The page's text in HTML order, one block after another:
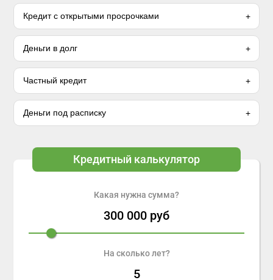
Кредит с открытыми просрочками
Деньги в долг
Частный кредит
Деньги под расписку
Кредитный калькулятор
Какая нужна сумма?
300 000 руб
На сколько лет?
5